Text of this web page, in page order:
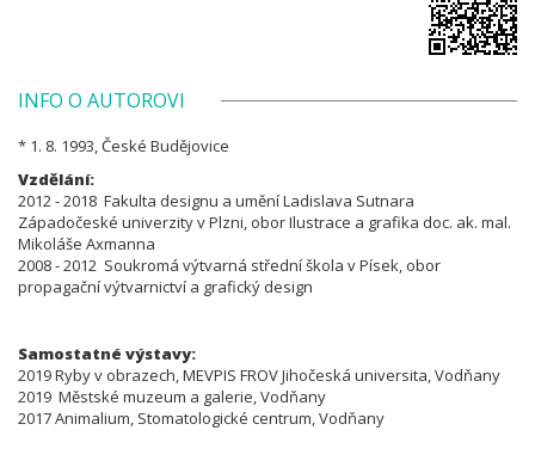
INFO O AUTOROVI
* 1. 8. 1993, České Budějovice
Vzdělání:
2012 - 2018 Fakulta designu a umění Ladislava Sutnara
Západočeské univerzity v Plzni, obor Ilustrace a grafika doc. ak. mal.
Mikoláše Axmanna
2008 - 2012 Soukromá výtvarná střední škola v Písek, obor
propagační výtvarnictví a grafický design
Samostatné výstavy:
2019 Ryby v obrazech, MEVPIS FROV Jihočeská universita, Vodňany
2019 Městské muzeum a galerie, Vodňany
2017 Animalium, Stomatologické centrum, Vodňany